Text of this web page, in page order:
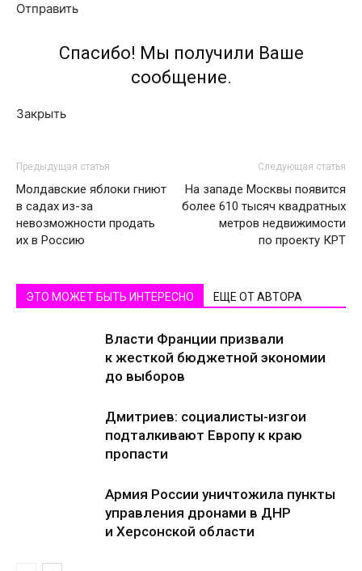
Отправить
Спасибо! Мы получили Ваше
сообщение.
Закрыть
Предыдущая статья
Молдавские яблоки гниют
в садах из-за
невозможности продать
их в Россию
Следующая статья
На западе Москвы появится
более 610 тысяч квадратных
метров недвижимости
по проекту КРТ
ЭТО МОЖЕТ БЫТЬ ИНТЕРЕСНО ЕЩЕ ОТ АВТОРА
Власти Франции призвали
к жесткой бюджетной экономии
до выборов
Дмитриев: социалисты-изгои
подталкивают Европу к краю
пропасти
Армия России уничтожила пункты
управления дронами в ДНР
и Херсонской области